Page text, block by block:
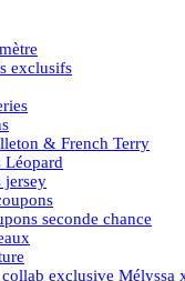
exclusifs
& French Terry
Léopard
jersey
seconde chance
exclusive Mélyssa